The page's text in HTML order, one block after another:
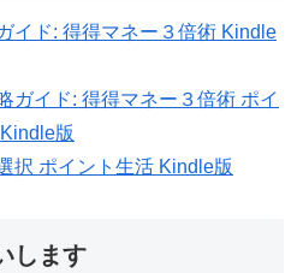
イド: 得得マネー３倍術 Kindle
ガイド: 得得マネー３倍術 ポイ
版
択 ポイント生活 Kindle版
します